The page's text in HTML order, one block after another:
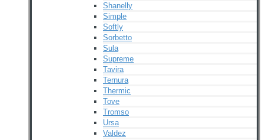
Shanelly
Simple
Softly
Sorbetto
Sula
Supreme
Tavira
Ternura
Thermic
Tove
Tromso
Ursa
Valdez